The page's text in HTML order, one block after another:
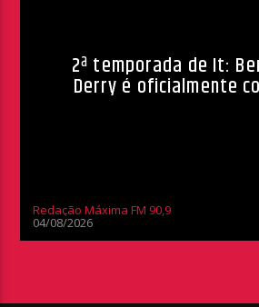
2ª temporada de It:
Derry é oficialmente
Redação Máxima FM 90,9
04/08/2026